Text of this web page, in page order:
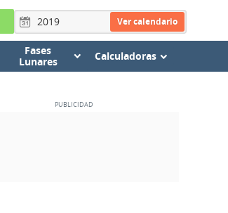
Ver calendario
Fases
Lunares
Calculadoras